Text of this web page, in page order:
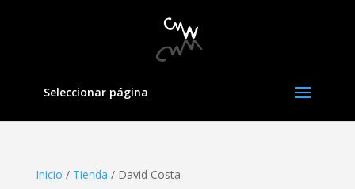
Seleccionar página
Inicio / Tienda / David Costa